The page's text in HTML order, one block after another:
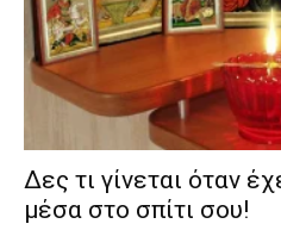
Δες τι γίνεται όταν
μέσα στο σπίτι σου!